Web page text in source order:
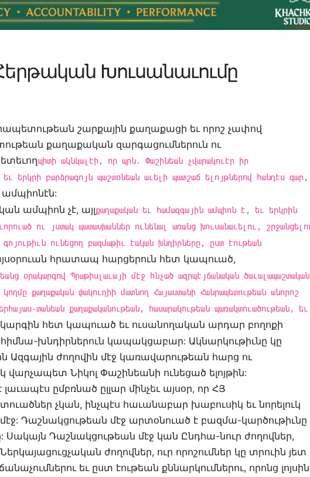
Խուսանաւումը
շարքային քաղաքացի եւ որոշ չափով
քաղաքական զարգացումներուն ու
պիտի ակնկալէի, որ պրն. Փաշինեան չվարակուէր իր
եւ երկրի բարձրագոյն պաշտօնեան աւելի պատշաճ ելոյթներով հանդէս գար,
ամպիոնէն:
ամպիոն չէ, այլքաղաքական եւ համազգային ամպիոն է, եւ երկրին
ու յստակ պատասխաններ ունենալ առանց խուսանաւելու,
ունեցող բազմաթիւ էական խնդիրները, ըստ էութեան
հրատապ հարցերուն հետ կապուած,
օրակարգով Պրաթիսլաւայի մէջ հնչած ազրպէյճանական ծաւալապաշտական
քաղաքական փակուղիի մատնող Հայաստանի Հանրապետութեան անորոշ
տանեան քաղաքականութեան, հասարակութեան պառակտուածութեան, եւ
հետ կապուած եւ ուսանողական արդար բողոքի
հիմնա-խնդիրներուն կապակցաբար: Ակնարկութիւնը կը
Ազգային ժողովին մէջ կառավարութեան հարց ու
Նիկոլ Փաշինեանի ունեցած ելոյթին:
ըմբռնած ըլլար մինչեւ այսօր, որ ՀՅ
չկան, ինչպէս հաւանաբար խաբուսիկ եւ նորելուկ
մէջ: Դաշնակցութեան մէջ արտօնուած է բազմա-կարծութիւնը
Սակայն Դաշնակցութեան մէջ կան Ընդհա-նուր ժողովներ,
ժողովներ, ուր որոշումներ կը տրուին յետ
եւ ըստ էութեան քննարկումներու, որոնց լոյսին